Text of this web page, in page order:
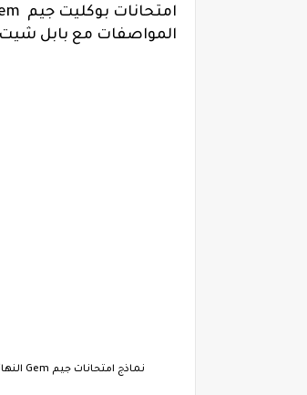
المواصفات مع بابل
نماذج امتحانات جيم Gem النهائية في اللغة الإنجليزية للصف الثالث الثانوي أهم امتحانات لغه انجليزيه بالاجابات ثانوية عامة 2021